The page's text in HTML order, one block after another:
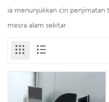
ia menunjukkan ciri penjimatan
mesra alam sekitar.